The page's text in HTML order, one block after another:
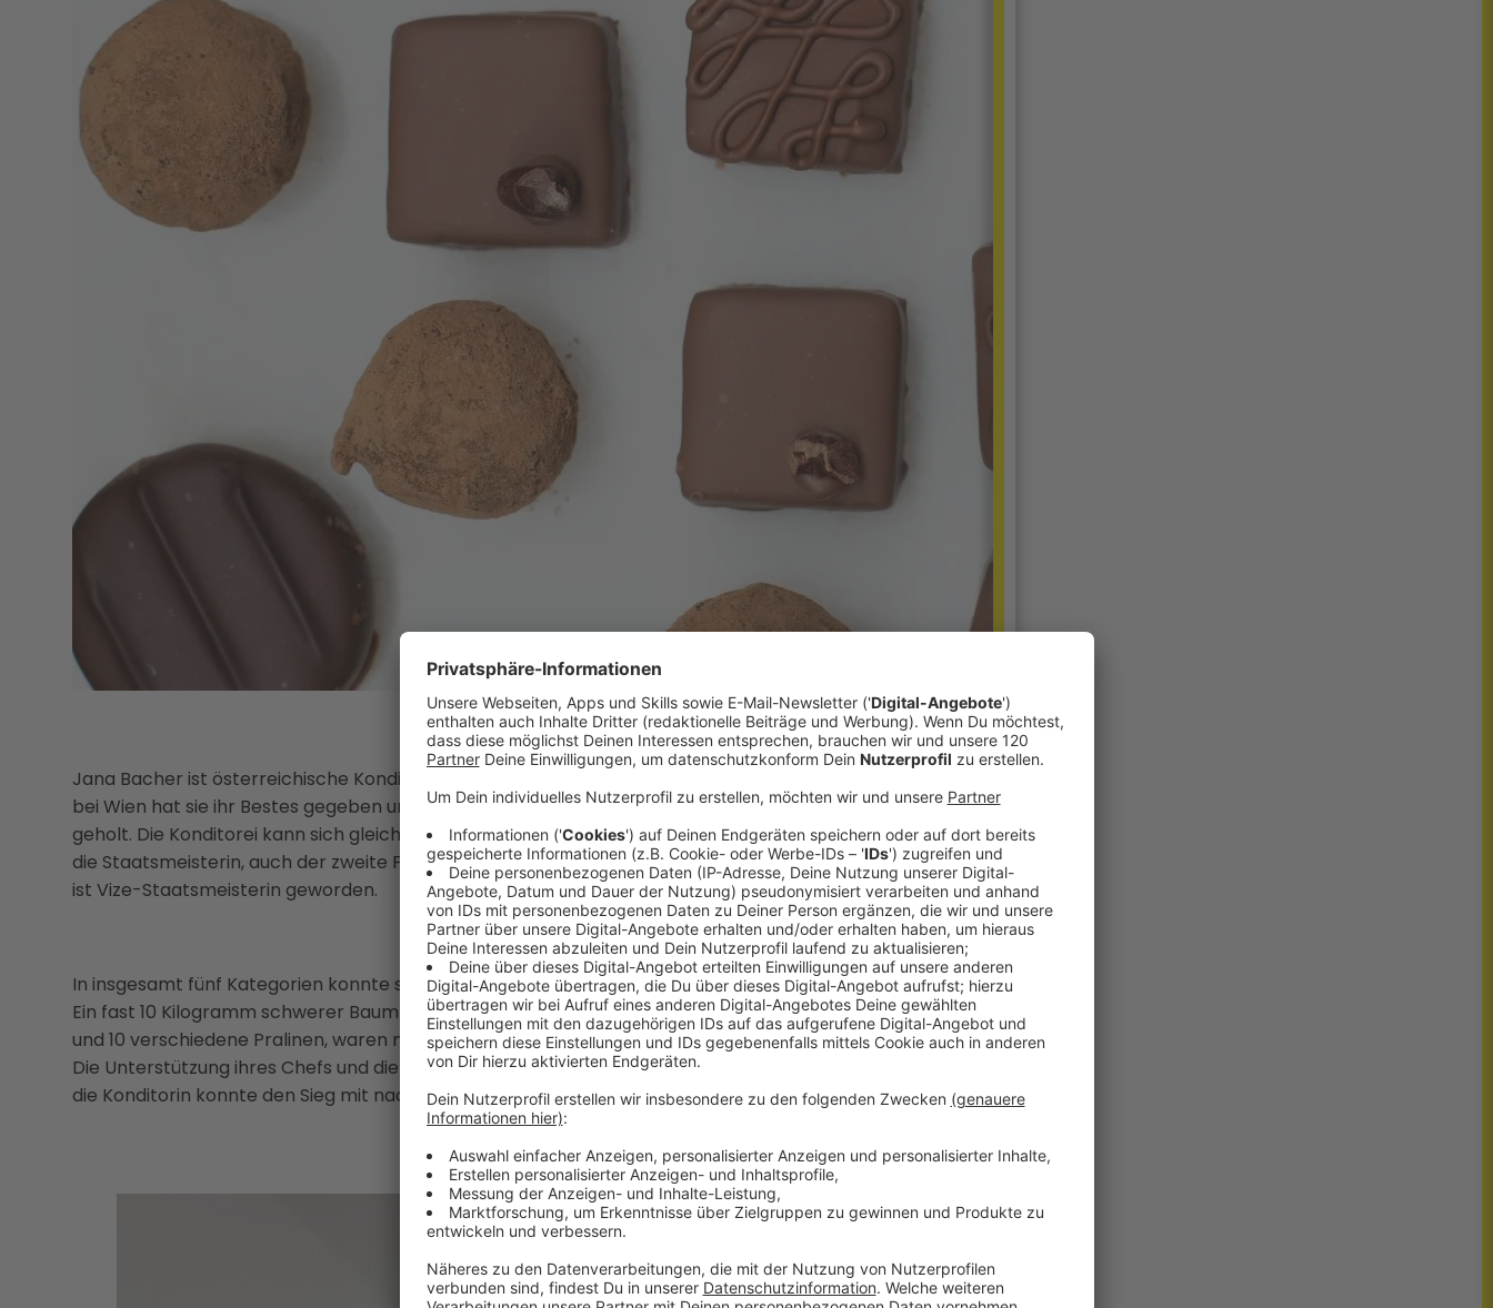
Jana Bacher ist österreichische Konditor-Staatsmeisterin 2023. Bei den Austrian Skills in Baden
bei Wien hat sie ihr Bestes gegeben und damit der Konditorei Grellinger in Gmunden den Sieg
geholt. Die Konditorei kann sich gleich über einen Doppelerfolg freuen, denn sie stellen nicht nur
die Staatsmeisterin, auch der zweite Platz geht an eine Mitarbeiterin aus dem Haus. Lisa Schlögl
ist Vize-Staatsmeisterin geworden.
In insgesamt fünf Kategorien konnte sich die Kirchhamerin gegen ihre Konkurrenz durchsetzen.
Ein fast 10 Kilogramm schwerer Baum aus Schokolade, zwei exakt gleich modellierte Schnecken
und 10 verschiedene Pralinen, waren nur drei der fünf Aufgaben, die Jana Bacher gemeistert hat.
Die Unterstützung ihres Chefs und die intensive Vorbereitung haben sich am Ende ausgezahlt und
die Konditorin konnte den Sieg mit nach Hause nehmen.